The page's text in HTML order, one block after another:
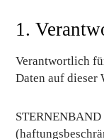
1.
Verantwortlich
Daten auf dieser